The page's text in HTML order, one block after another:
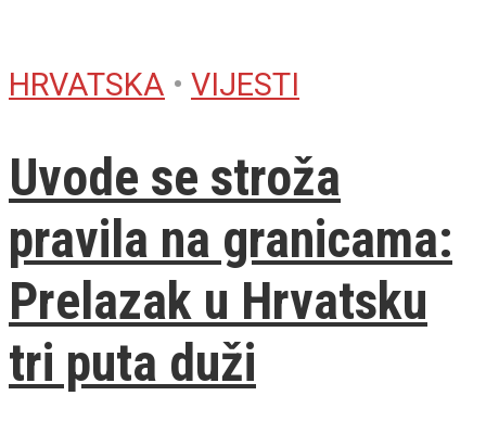
HRVATSKA • VIJESTI
Uvode se stroža
pravila na granicama:
Prelazak u Hrvatsku
tri puta duži